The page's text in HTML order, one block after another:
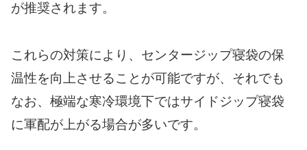
が推奨されます。
これらの対策により、センタージップ寝袋の保
温性を向上させることが可能ですが、それでも
なお、極端な寒冷環境下ではサイドジップ寝袋
に軍配が上がる場合が多いです。